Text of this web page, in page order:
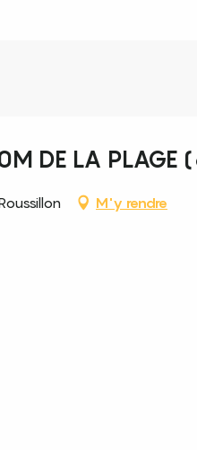
DE LA PLAGE
M'y rendre